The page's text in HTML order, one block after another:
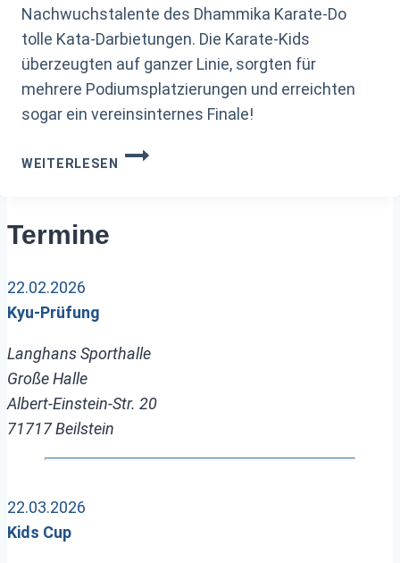
Nachwuchstalente des Dhammika Karate-Do
tolle Kata-Darbietungen. Die Karate-Kids
überzeugten auf ganzer Linie, sorgten für
mehrere Podiumsplatzierungen und erreichten
sogar ein vereinsinternes Finale!
WEITERLESEN
ERFOLGREICHER
Termine
22.02.2026
Kyu-Prüfung
Langhans Sporthalle
Große Halle
Albert-Einstein-Str. 20
71717 Beilstein
22.03.2026
Kids Cup